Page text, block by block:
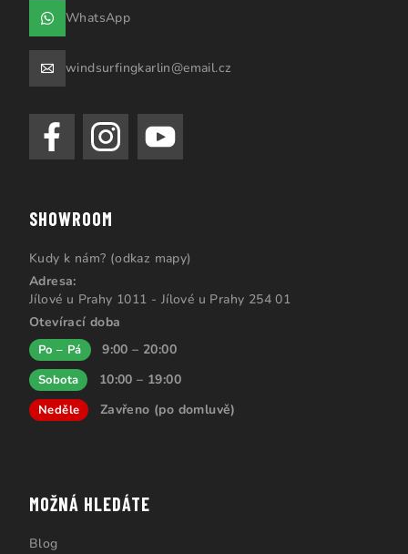
WhatsApp
windsurfingkarlin@email.cz
SHOWROOM
Kudy k nám? (odkaz mapy)
Adresa:
Jílové u Prahy 1011 - Jílové u Prahy 254 01
Otevírací doba
Po – Pá 9:00 – 20:00
Sobota 10:00 – 19:00
Neděle Zavřeno (po domluvě)
MOŽNÁ HLEDÁTE
Blog